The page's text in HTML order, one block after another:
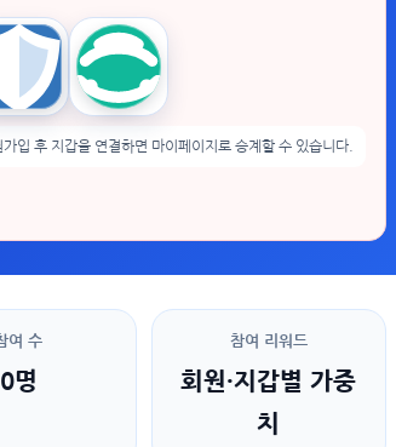
Trust Wallet imToken
입 후 지갑을 연결하면 마이페이지로 승계할 수 있습니다.
여 수
0명
참여 리워드
회원·지갑별 가중
치